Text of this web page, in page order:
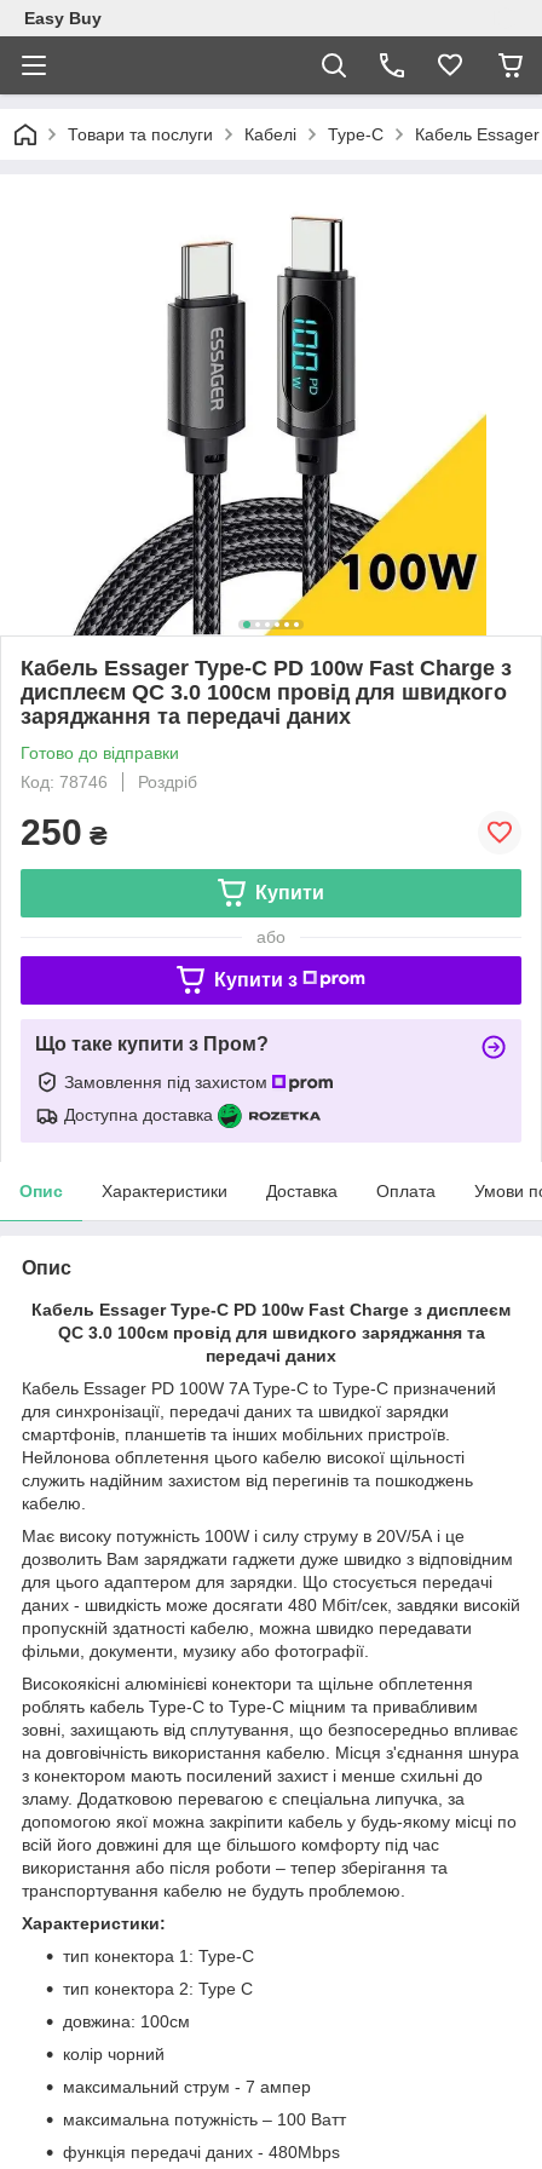
Easy Buy
Товари та послуги Кабелі Type-C Кабель
Кабель Essager Type-C PD 100w Fast Charge з
дисплеєм QC 3.0 100см провід для швидкого
заряджання та передачі даних
Готово до відправки
Код: 78746
Роздріб
250 ₴
Купити
або
Купити з
Що таке купити з Пром?
Замовлення під захистом
Доступна доставка
Опис Характеристики Доставка Оплата Умови
Опис
Кабель Essager Type-C PD 100w Fast Charge з дисплеєм
QC 3.0 100см провід для швидкого заряджання та
передачі даних
Кабель Essager PD 100W 7A Type-C to Type-C призначений
для синхронізації, передачі даних та швидкої зарядки
смартфонів, планшетів та інших мобільних пристроїв.
Нейлонова обплетення цього кабелю високої щільності
служить надійним захистом від перегинів та пошкоджень
кабелю.
Має високу потужність 100W і силу струму в 20V/5А і це
дозволить Вам заряджати гаджети дуже швидко з відповідним
для цього адаптером для зарядки. Що стосується передачі
даних - швидкість може досягати 480 Мбіт/сек, завдяки високій
пропускній здатності кабелю, можна швидко передавати
фільми, документи, музику або фотографії.
Високоякісні алюмінієві конектори та щільне обплетення
роблять кабель Type-C to Type-C міцним та привабливим
зовні, захищають від сплутування, що безпосередньо впливає
на довговічність використання кабелю. Місця з'єднання шнура
з конектором мають посилений захист і менше схильні до
зламу. Додатковою перевагою є спеціальна липучка, за
допомогою якої можна закріпити кабель у будь-якому місці по
всій його довжині для ще більшого комфорту під час
використання або після роботи – тепер зберігання та
транспортування кабелю не будуть проблемою.
Характеристики:
тип конектора 1: Type-C
тип конектора 2: Type C
довжина: 100см
колір чорний
максимальний струм - 7 ампер
максимальна потужність – 100 Ватт
функція передачі даних - 480Mbps